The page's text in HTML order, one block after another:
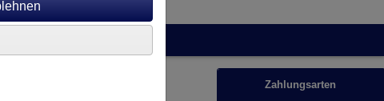
Zahlungsarten